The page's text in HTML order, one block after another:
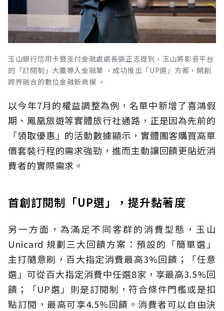
玉山銀行信用卡暨支付金融處處長張正志提到，玉山將影音平台
的「訂閱制」大膽導入金融業 ，成功推出「UP選」方案，開創
跨界融合的數位金融新商模 。
以今年7月的權益調整為例，名單中新增了喜鴻假
期、鳳凰旅遊等實體旅行社通路，正是因為先前的
「領取優惠」的活動數據顯示，實體團客購買高單
價套裝行程的需求強勁，進而主動讓回饋更貼近消
費者的實際需求。
首創訂閱制「UP選」，提升黏著度
另一方面，為滿足不同客群的消費型態，玉山
Unicard 規劃三大回饋方案：預設的「簡單選」
主打隨意刷，百大指定消費最高3%回饋；「任意
選」可從百大指定消費中任選8家，享最高3.5%回
饋；「UP選」則是訂閱制，符合條件門檻或是扣
點訂閱，最高可享4.5%回饋。消費者可以自由決